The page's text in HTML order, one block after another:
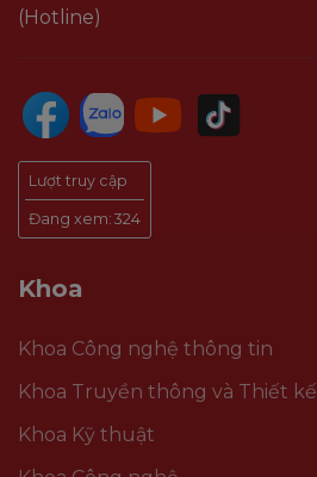
(Hotline)
Lượt truy cập
Đang xem: 324
Khoa
Khoa Công nghệ thông tin
Khoa Truyền thông và Thiết kế
Khoa Kỹ thuật